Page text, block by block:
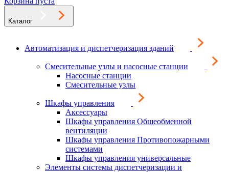
Каталог
Автоматизация и диспетчеризация зданий
Смесительные узлы и насосные станции
Насосные станции
Смесительные узлы
Шкафы управления
Аксессуары
Шкафы управления Общеобменной
вентиляции
Шкафы управления Противопожарными
системами
Шкафы управления универсальные
Элементы системы диспетчеризации и